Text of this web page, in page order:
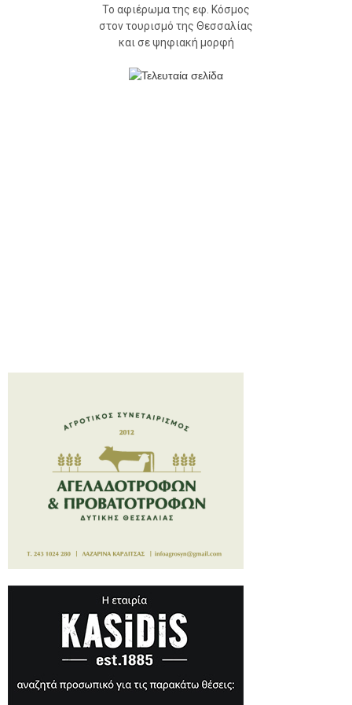
Το αφιέρωμα της εφ. Κόσμος
στον τουρισμό της Θεσσαλίας
και σε ψηφιακή μορφή